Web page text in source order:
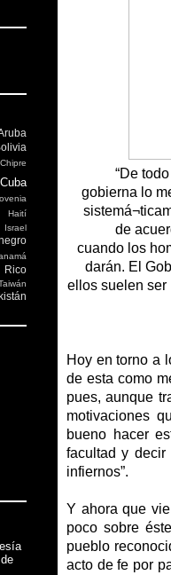
“De
gobierna lo
de
cuando los
darán. El
ellos suelen ser
Hoy en torno a
de esta como
pues, aunque
motivaciones
bueno hacer
facultad y
infiernos”.
Y ahora que
poco sobre
pueblo
acto de fe por
Chipre
Cuba
Haití
Israel
Rico